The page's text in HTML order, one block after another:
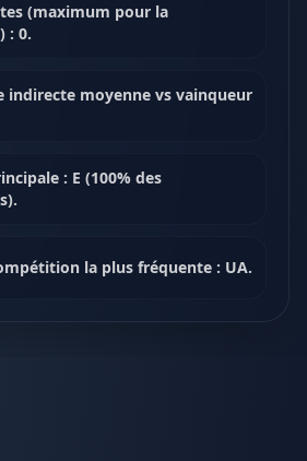
(maximum pour la
: 0.
indirecte moyenne vs vainqueur
: E (100% des
la plus fréquente : UA.